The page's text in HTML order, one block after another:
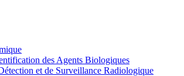
des Agents Biologiques
et de Surveillance Radiologique